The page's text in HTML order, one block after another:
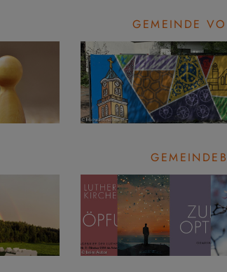
GEMEINDE